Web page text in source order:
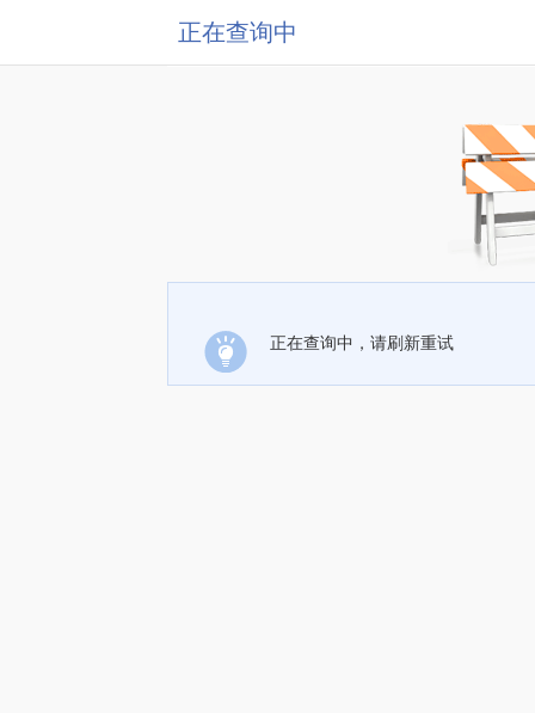
正在查询中
正在查询中，请刷新重试